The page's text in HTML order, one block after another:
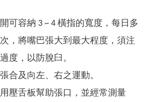
可容納 3 ~ 4 橫指的寬度，每日多
，將嘴巴張大到最大程度，須注
度，以防脫臼。
合及向左、右之運動。
壓舌板幫助張口，並經常測量